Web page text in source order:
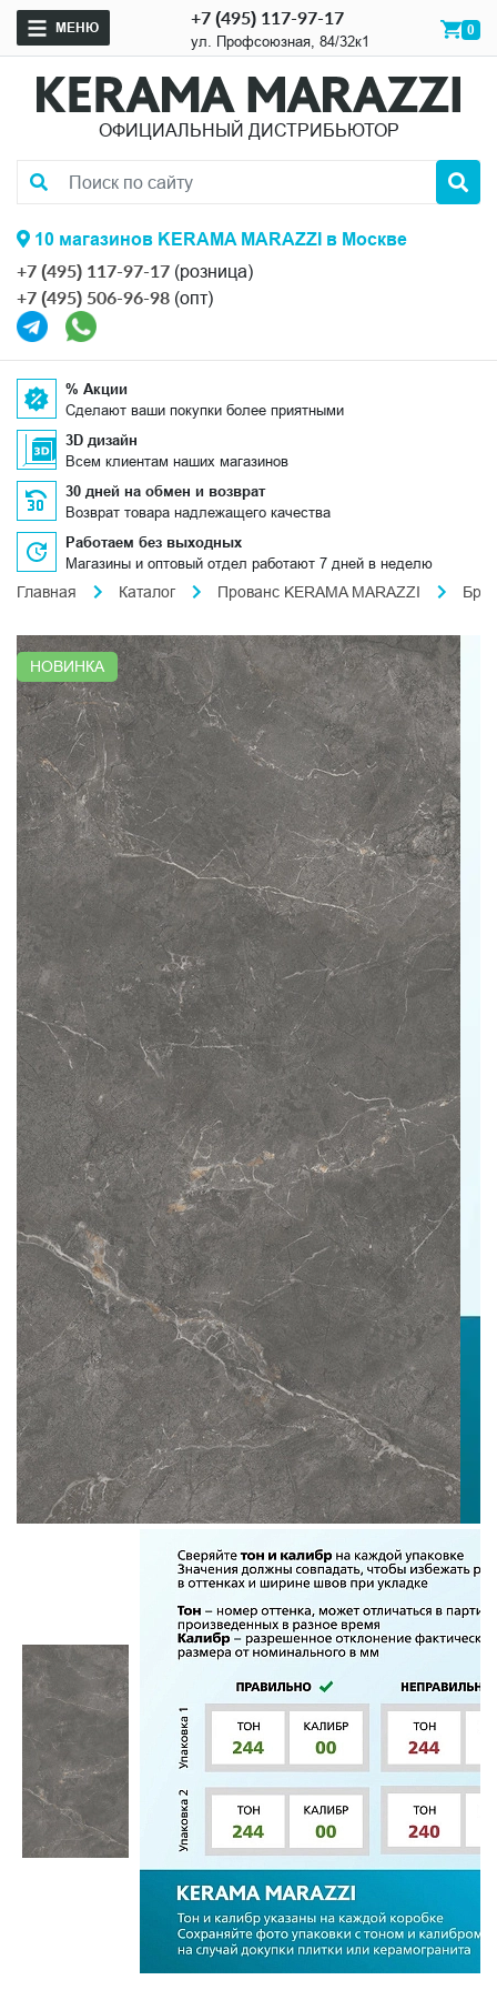
МЕНЮ +7 (495) 117-97-17
ул. Профсоюзная, 84/32к1
0
ОФИЦИАЛЬНЫЙ ДИСТРИБЬЮТОР
10 магазинов KERAMA MARAZZI в Москве
+7 (495) 117-97-17 (розница)
+7 (495) 506-96-98 (опт)
% Акции
Сделают ваши покупки более приятными
3D дизайн
Всем клиентам наших магазинов
30 дней на обмен и возврат
Возврат товара надлежащего качества
Работаем без выходных
Магазины и оптовый отдел работают 7 дней в неделю
Главная
Каталог Прованс KERAMA MARAZZI
НОВИНКА